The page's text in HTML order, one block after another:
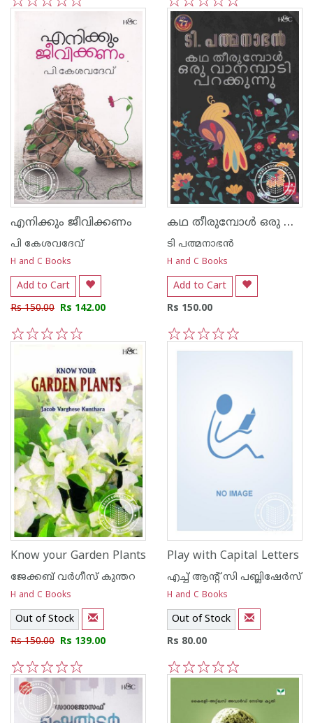
5
4
3
2
1
എനിക്കും ജീവിക്കണം
പി കേശവദേവ്‌
H and C Books
Add to Cart
Rs 150.00 Rs 142.00
കഥ തീരുമ്പോള്‍ ഒരു വാനമ്പാടി പറക്കുന്നു
ടി പത്മനാഭന്‍
H and C Books
Add to Cart
Rs 150.00
Know your Garden Plants
ജേക്കബ്‌ വര്‍ഗീസ്‌ കുന്തറ
H and C Books
Out of Stock
Rs 150.00 Rs 139.00
5
4
3
2
1
Play with Capital Letters
എച്ച് ആന്റ്‌ സി പബ്ലിഷേര്‍സ്
H and C Books
Out of Stock
Rs 80.00
5
4
3
2
1